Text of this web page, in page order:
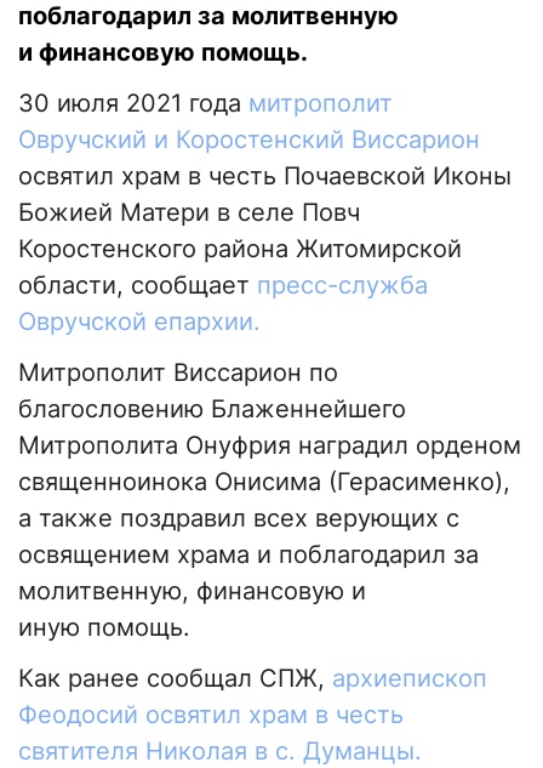
поблагодарил за молитвенную
и финансовую помощь.
30 июля 2021 года митрополит
Овручский и Коростенский Виссарион
освятил храм в честь Почаевской Иконы
Божией Матери в селе Повч
Коростенского района Житомирской
области, сообщает пресс-служба
Овручской епархии.
Митрополит Виссарион по
благословению Блаженнейшего
Митрополита Онуфрия наградил орденом
священноинока Онисима (Герасименко),
а также поздравил всех верующих с
освящением храма и поблагодарил за
молитвенную, финансовую и
иную помощь.
Как ранее сообщал СПЖ, архиепископ
Феодосий освятил храм в честь
святителя Николая в с. Думанцы.